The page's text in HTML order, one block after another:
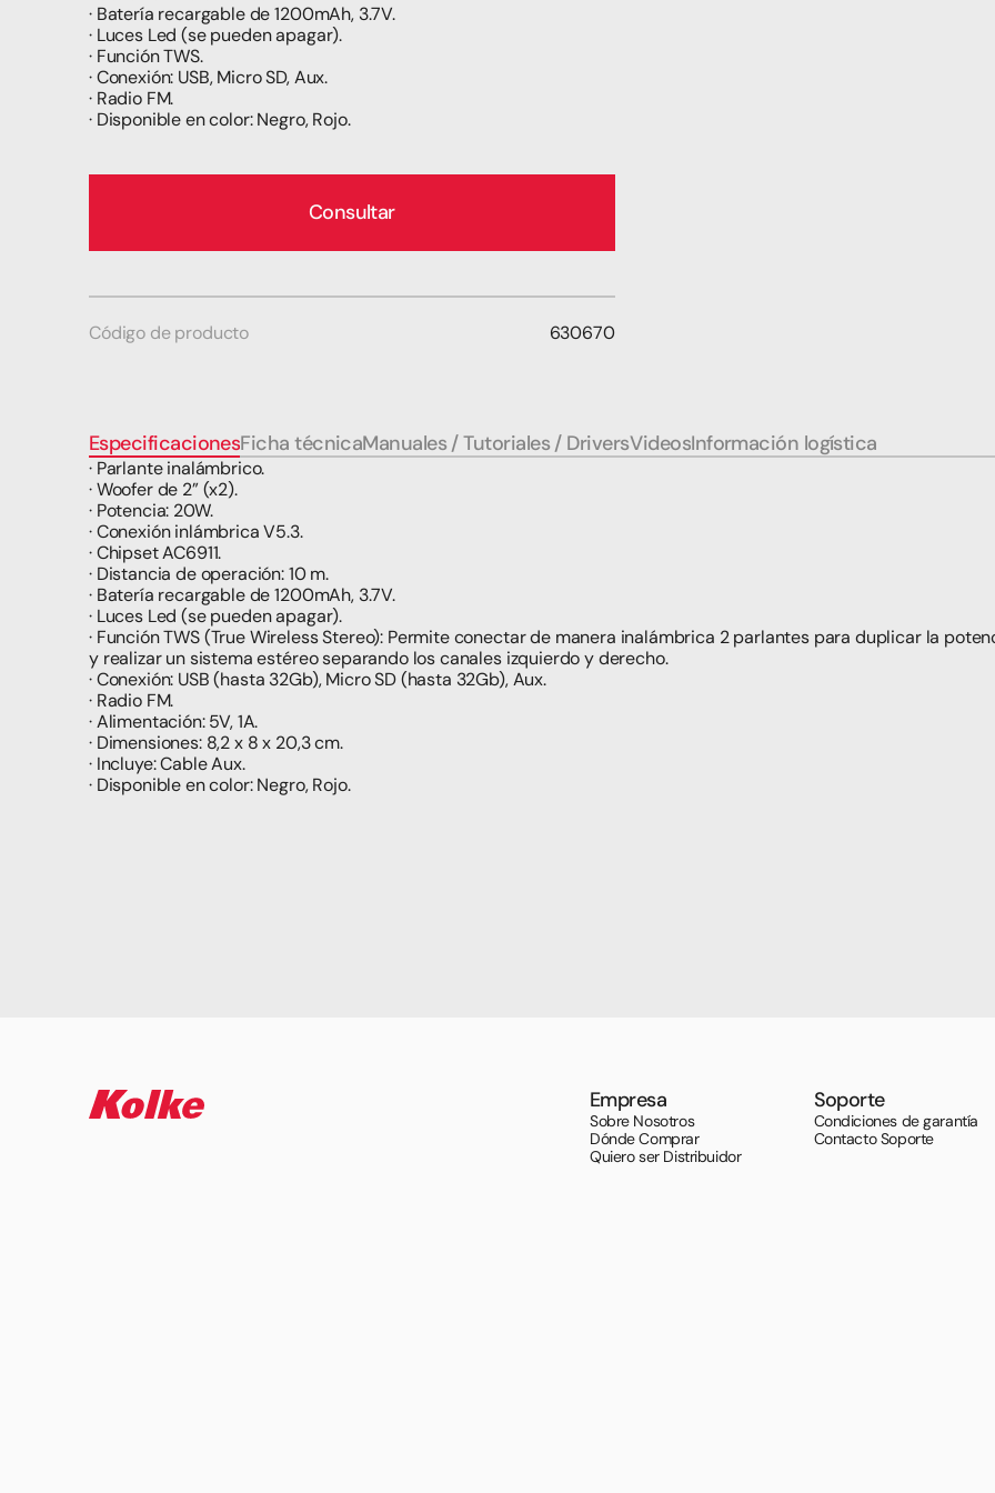
· Batería recargable de 1200mAh, 3.7V.
· Luces Led (se pueden apagar).
· Función TWS.
· Conexión: USB, Micro SD, Aux.
· Radio FM.
· Disponible en color: Negro, Rojo.
Consultar
Código de producto 630670
EspecificacionesFicha técnicaManuales / Tutoriales / DriversVideosInformación logística
· Parlante inalámbrico.
· Woofer de 2” (x2).
· Potencia: 20W.
· Conexión inlámbrica V5.3.
· Chipset AC6911.
· Distancia de operación: 10 m.
· Batería recargable de 1200mAh, 3.7V.
· Luces Led (se pueden apagar).
· Función TWS (True Wireless Stereo): Permite conectar de manera inalámbrica 2 parlantes para duplicar la
y realizar un sistema estéreo separando los canales izquierdo y derecho.
· Conexión: USB (hasta 32Gb), Micro SD (hasta 32Gb), Aux.
· Radio FM.
· Alimentación: 5V, 1A.
· Dimensiones: 8,2 x 8 x 20,3 cm.
· Incluye: Cable Aux.
· Disponible en color: Negro, Rojo.
Empresa
Sobre Nosotros
Dónde Comprar
Quiero ser Distribuidor
Soporte
Condiciones de garantía
Contacto Soporte